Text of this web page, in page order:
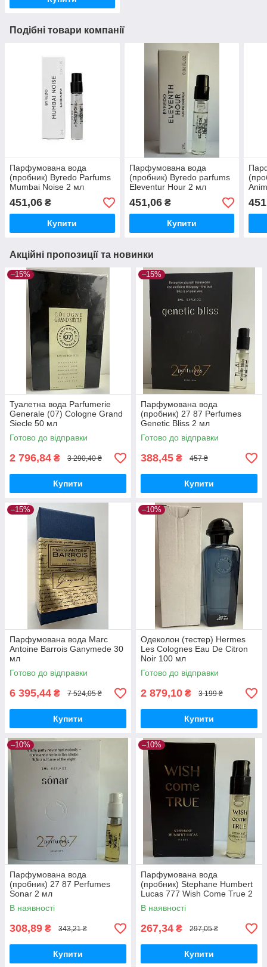
Подібні товари компанії
Парфумована вода
(пробник) Byredo Parfums
Mumbai Noise 2 мл
451,06 ₴
Купити
Парфумована вода
(пробник) Byredo parfums
Eleventur Hour 2 мл
451,06₴
Купити
Акційні пропозиції та новинки
–15%
Туалетна вода Parfumerie
Generale (07) Cologne Grand
Siecle 50 мл
Готово до відправки
2 796,84 ₴ 3 290,40 ₴
Купити
–15%
Парфумована вода
(пробник) 27 87 Perfumes
Genetic Bliss 2 мл
Готово до відправки
388,45 ₴ 457 ₴
Купити
–15%
Парфумована вода Marc
Antoine Barrois Ganymede 30
мл
Готово до відправки
6 395,44 ₴ 7 524,05 ₴
Купити
–10%
Одеколон (тестер) Hermes
Les Colognes Eau De Citron
Noir 100 мл
Готово до відправки
2 879,10 ₴ 3 199 ₴
Купити
–10%
Парфумована вода
(пробник) 27 87 Perfumes
Sonar 2 мл
В наявності
308,89 ₴ 343,21 ₴
Купити
–10%
Парфумована вода
(пробник) Stephane Humbert
Lucas 777 Wish Come True 2
мл
В наявності
267,34 ₴ 297,05 ₴
Купити